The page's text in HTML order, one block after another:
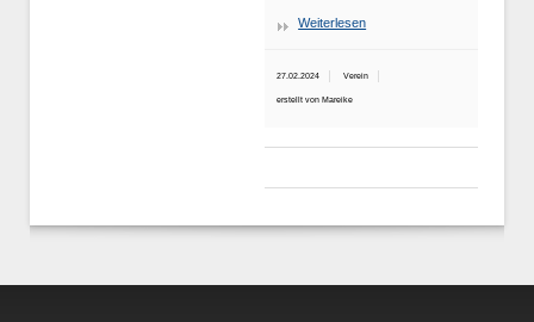
Weiterlesen
27.02.2024 Verein
erstellt von Mareike